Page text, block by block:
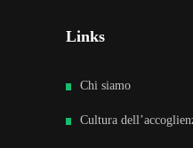
Links
Chi siamo
Cultura